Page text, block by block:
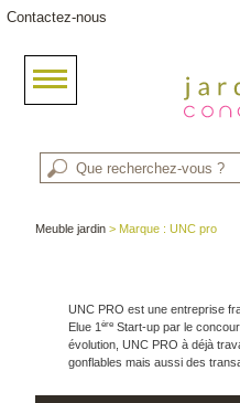
Contactez-nous
Meuble jardin > Marque : UNC pro
UNC PRO est une entreprise
Elue 1ère Start-up par le
évolution, UNC PRO à déjà
gonflables mais aussi des